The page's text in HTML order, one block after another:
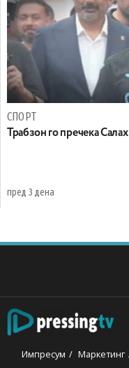
СПОРТ
Трабзон го пречека Салах
пред 3 дена
Импресум Маркетинг